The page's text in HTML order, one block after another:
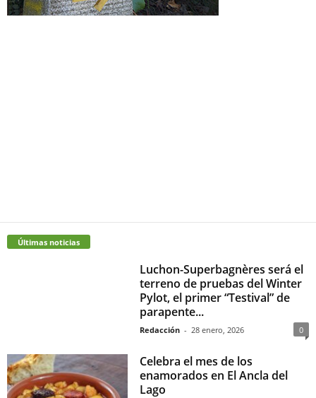
Últimas noticias
Luchon-Superbagnères será el
terreno de pruebas del Winter
Pylot, el primer “Testival” de
parapente...
Redacción - 28 enero, 2026 0
Celebra el mes de los
enamorados en El Ancla del
Lago